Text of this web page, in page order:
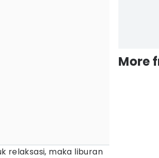
relaksasi, maka liburan
More